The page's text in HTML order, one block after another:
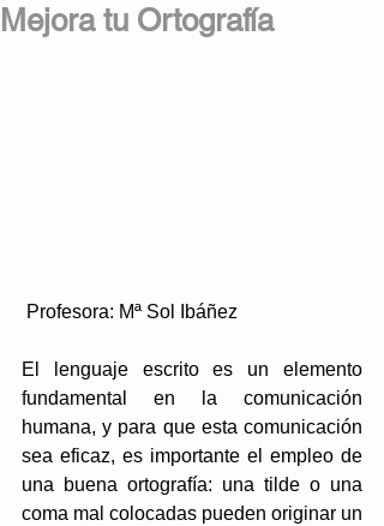
Mejora tu Ortografía
Profesora: Mª Sol Ibáñez
El lenguaje escrito es un elemento
fundamental en la comunicación
humana, y para que esta comunicación
sea eficaz, es importante el empleo de
una buena ortografía: una tilde o una
coma mal colocadas pueden originar un